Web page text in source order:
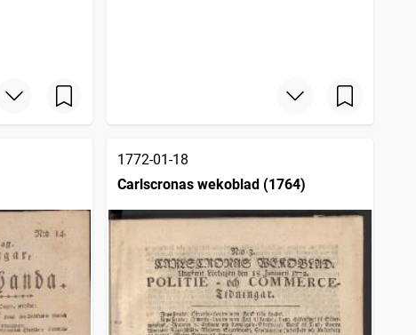
1772-01-18
Carlscronas wekoblad (1764)